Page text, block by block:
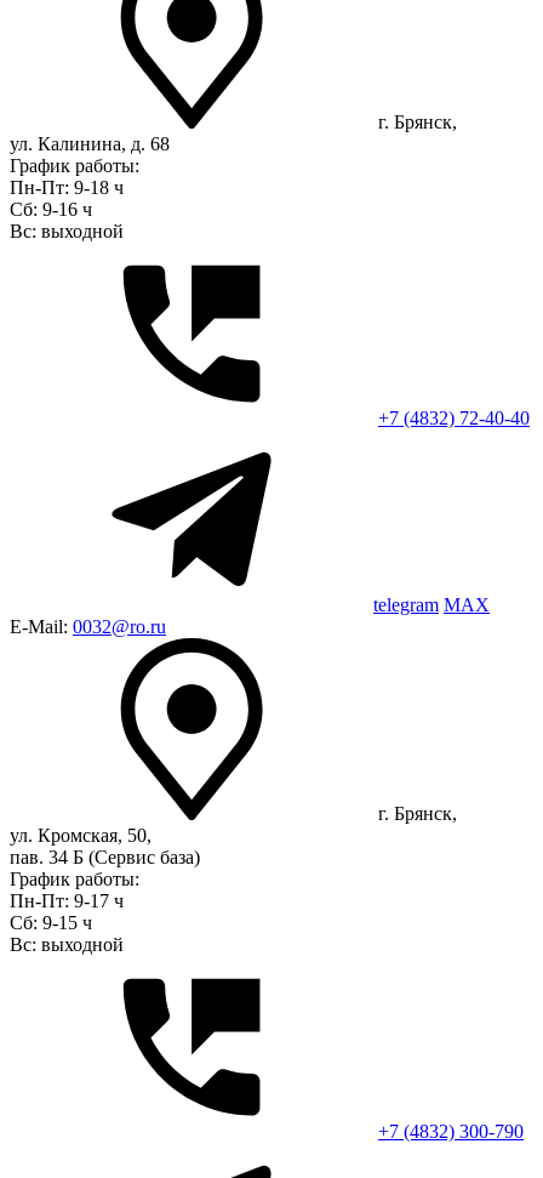
г. Брянск,
ул. Калинина, д. 68
График работы:
Пн-Пт: 9-18 ч
Сб: 9-16 ч
Вс: выходной
+7 (4832) 72-40-40
telegram MAX
E-Mail: 0032@ro.ru
г. Брянск,
ул. Кромская, 50,
пав. 34 Б (Сервис база)
График работы:
Пн-Пт: 9-17 ч
Сб: 9-15 ч
Вс: выходной
+7 (4832) 300-790